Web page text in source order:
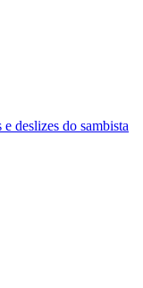
deslizes do sambista